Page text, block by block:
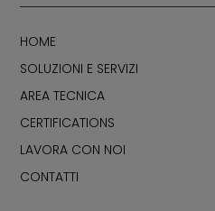
HOME
SOLUZIONI E SERVIZI
AREA TECNICA
CERTIFICATIONS
LAVORA CON NOI
CONTATTI